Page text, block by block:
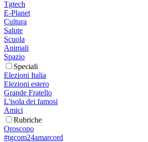
Tgtech
E-Planet
Cultura
Salute
Scuola
Animali
Spazio
Speciali
Elezioni Italia
Elezioni estero
Grande Fratello
L'isola dei famosi
Amici
Rubriche
Oroscopo
#tgcom24amarcord